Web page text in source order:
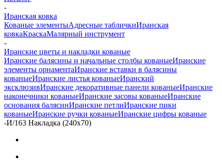
-
Иранская ковка
Кованые элементыАдресные табличкиИранская
ковкаКраскаМалярный инструмент
-
Иранские цветы и накладки кованые
Иранские балясины и начальные столбы кованыеИранские
элементы орнаментаИранские вставки в балясины
кованыеИранские листья кованыеИранский
эксклюзивИранские декоративные панели кованыеИранские
наконечники кованыеИранские засовы кованыеИранские
основания балясинИранские петлиИранские пики
кованыеИранские ручки кованыеИранские цифры кованые
-И/163 Накладка (240х70)